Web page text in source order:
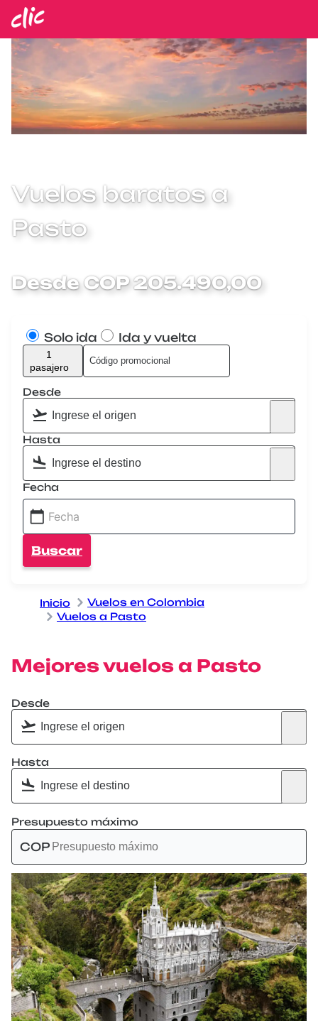
Vuelos baratos a
Pasto
Desde COP 205.490,00
Solo ida Ida y vuelta
1
pasajero
Desde
Hasta
Fecha
Buscar
Inicio
Vuelos en Colombia
Vuelos a Pasto
Mejores vuelos a Pasto
Desde
Hasta
Presupuesto máximo
COP